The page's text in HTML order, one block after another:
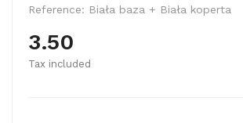
Reference: Biała baza + Biała koperta
3.50
Tax included